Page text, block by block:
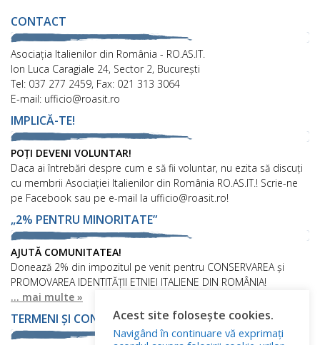
CONTACT
Asociaţia Italienilor din România - RO.AS.IT.
Ion Luca Caragiale 24, Sector 2, București
Tel: 037 277 2459, Fax: 021 313 3064
E-mail: ufficio@roasit.ro
IMPLICĂ-TE!
POȚI DEVENI VOLUNTAR!
Daca ai întrebări despre cum e să fii voluntar, nu ezita să discuți
cu membrii Asociației Italienilor din România RO.AS.IT.! Scrie-ne
pe Facebook sau pe e-mail la ufficio@roasit.ro!
„2% PENTRU MINORITATE”
AJUTĂ COMUNITATEA!
Donează 2% din impozitul pe venit pentru CONSERVAREA și
PROMOVAREA IDENTITĂȚII ETNIEI ITALIENE DIN ROMÂNIA!
... mai multe »
TERMENI ȘI CONDIȚIIAcest site folosește cookies.
Navigând în continuare vă exprimați